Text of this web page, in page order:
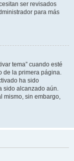
ser revisados
para más
tema” cuando esté
de la primera página.
ha sido
sido alcanzado aún.
mismo, sin embargo,